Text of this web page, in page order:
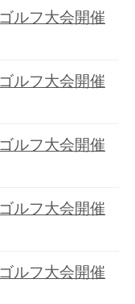
ルフ大会開催
ルフ大会開催
ルフ大会開催
ルフ大会開催
ルフ大会開催